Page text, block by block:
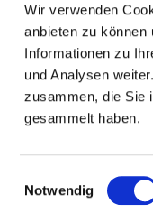
Wir verwenden
anbieten zu können
Informationen zu
und Analysen
zusammen, die Sie
gesammelt haben.
i
Notwendig